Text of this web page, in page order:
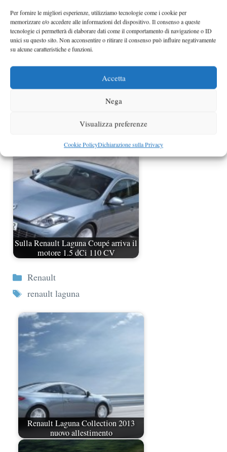
Per fornire le migliori esperienze, utilizziamo tecnologie come i cookie per
memorizzare e/o accedere alle informazioni del dispositivo. Il consenso a queste
tecnologie ci permetterà di elaborare dati come il comportamento di navigazione o ID
unici su questo sito. Non acconsentire o ritirare il consenso può influire negativamente
su alcune caratteristiche e funzioni.
Accetta
Nega
Visualizza preferenze
Cookie PolicyDichiarazione sulla Privacy
Parigi
Sulla Renault Laguna Coupé arriva il
motore 1.5 dCi 110 CV
Categorie
Renault
Tag
renault laguna
Renault Laguna Collection 2013
nuovo allestimento